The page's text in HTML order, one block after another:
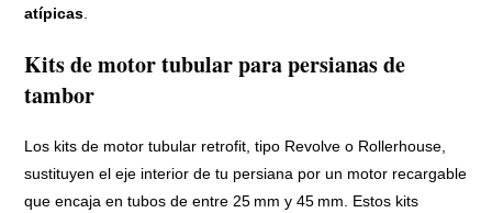
atípicas.
Kits de motor tubular para persianas de
tambor
Los kits de motor tubular retrofit, tipo Revolve o Rollerhouse,
sustituyen el eje interior de tu persiana por un motor recargable
que encaja en tubos de entre 25 mm y 45 mm. Estos kits